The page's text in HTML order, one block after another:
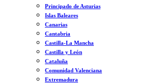
Principado de Asturias
Islas Baleares
Canarias
Cantabria
Castilla-La Mancha
Castilla y León
Cataluña
Comunidad Valenciana
Extremadura